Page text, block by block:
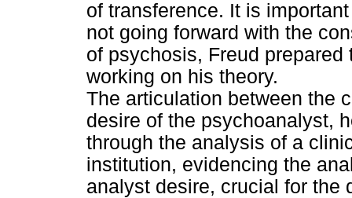
of transference. It is
not going forward with the
of psychosis, Freud
working on his theory.
The articulation between the
desire of the psychoanalyst,
through the analysis of a
institution, evidencing the
analyst desire, crucial for the